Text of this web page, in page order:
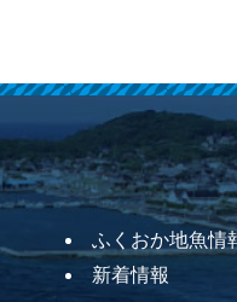
ふくおか地魚情
新着情報